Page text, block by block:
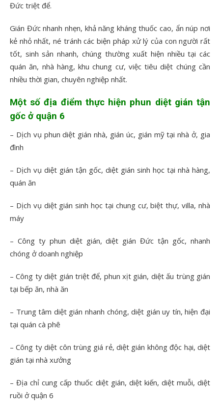
Đức triệt để.
Gián Đức nhanh nhẹn, khả năng kháng thuốc cao, ẩn núp nơi
kẻ nhỏ nhất, né tránh các biện pháp xử lý của con người rất
tốt, sinh sản nhanh, chúng thường xuất hiện nhiều tại các
quán ăn, nhà hàng, khu chung cư, việc tiêu diệt chúng cần
nhiều thời gian, chuyên nghiệp nhất.
Một số địa điểm thực hiện phun diệt gián tận
gốc ở quận 6
– Dịch vụ phun diệt gián nhà, gián úc, gián mỹ tại nhà ở, gia
đình
– Dịch vụ diệt gián tận gốc, diệt gián sinh học tại nhà hàng,
quán ăn
– Dịch vụ diệt gián sinh học tại chung cư, biệt thự, villa, nhà
máy
– Công ty phun diệt gián, diệt gián Đức tận gốc, nhanh
chóng ở doanh nghiệp
– Công ty diệt gián triệt để, phun xịt gián, diệt ấu trùng gián
tại bếp ăn, nhà ăn
– Trung tâm diệt gián nhanh chóng, diệt gián uy tín, hiện đại
tại quán cà phê
– Công ty diệt côn trùng giá rẻ, diệt gián không độc hại, diệt
gián tại nhà xưởng
– Địa chỉ cung cấp thuốc diệt gián, diệt kiến, diệt muỗi, diệt
ruồi ở quận 6